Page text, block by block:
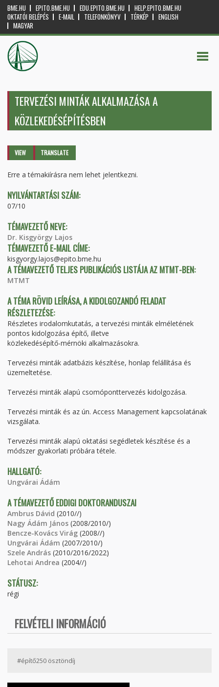
BME.HU EPITO.BME.HU EDU.EPITO.BME.HU
HELP.EPITO.BME.HU
OKTATÓI BELÉPÉS
E-MAIL TELEFONKÖNYV TÉRKÉP
ENGLISH
MAGYAR
TERVEZÉSI MINTÁK ALKALMAZÁSA A
KÖZLEKEDÉSÉPÍTÉSBEN
Primary tabs
VIEW (ACTIVETRANSLATE
Erre a témakiírásra nem lehet jelentkezni.
NYILVÁNTARTÁSI SZÁM:
07/10
TÉMAVEZETŐ NEVE:
Dr. Kisgyörgy Lajos
TÉMAVEZETŐ E-MAIL CÍME:
kisgyorgy.lajos@epito.bme.hu
A TÉMAVEZETŐ TELJES PUBLIKÁCIÓS LISTÁJA AZ MTMT-BEN:
MTMT
A TÉMA RÖVID LEÍRÁSA, A KIDOLGOZANDÓ FELADAT
RÉSZLETEZÉSE:
Részletes irodalomkutatás, a tervezési minták elméletének
pontos kidolgozása építő, illetve
közlekedésépítő-mérnöki alkalmazásokra.
Tervezési minták adatbázis készítése, honlap felállítása és
üzemeltetése.
Tervezési minták alapú csomóponttervezés kidolgozása.
Tervezési minták és az ún. Access Management kapcsolatának
vizsgálata.
Tervezési minták alapú oktatási segédletek készítése és a
módszer gyakorlati próbára tétele.
HALLGATÓ:
Ungvárai Ádám
A TÉMAVEZETŐ EDDIGI DOKTORANDUSZAI
Ambrus Dávid (2010//)
Nagy Ádám János (2008/2010/)
Bencze-Kovács Virág (2008//)
Ungvárai Ádám (2007/2010/)
Szele András (2010/2016/2022)
Lehotai Andrea (2004//)
STÁTUSZ:
régi
FELVÉTELI INFORMÁCIÓ
#építő250 ösztöndíj